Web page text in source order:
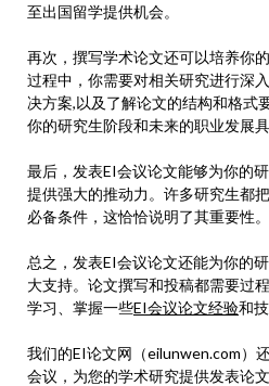
至出国留学提供机会。
再次，撰写学术论文还可以培养你
过程中，你需要对相关研究进行深
决方案,以及了解论文的结构和格式
你的研究生阶段和未来的职业发展具
最后，发表EI会议论文能够为你的
提供强大的推动力。许多研究生都
必备条件，这恰恰说明了其重要性。
总之，发表EI会议论文还能为你的
大支持。论文撰写和投稿都需要过
学习、掌握一些EI会议论文经验和技
我们的EI论文网（eilunwen.com）
会议，为您的学术研究提供发表论